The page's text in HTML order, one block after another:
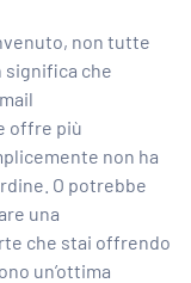
non tutte
significa che
offre più
non ha
O potrebbe
una
che stai offrendo
un’ottima